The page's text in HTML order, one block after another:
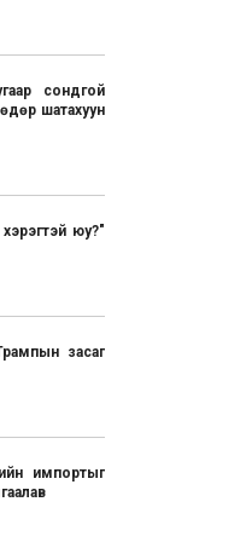
сондгой
шатахуун
юу?"
засаг
импортыг